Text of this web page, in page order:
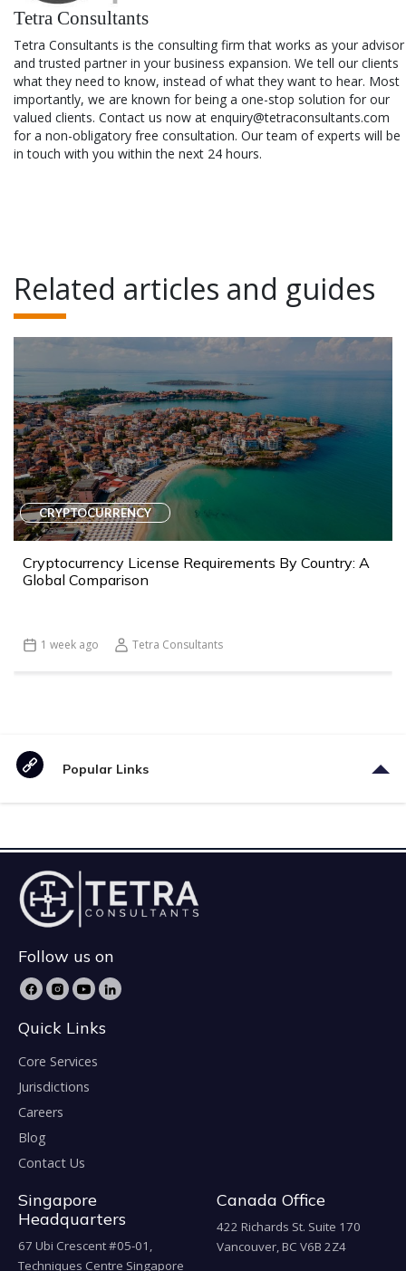
Tetra Consultants
Tetra Consultants is the consulting firm that works as your advisor
and trusted partner in your business expansion. We tell our clients
what they need to know, instead of what they want to hear. Most
importantly, we are known for being a one-stop solution for our
valued clients. Contact us now at enquiry@tetraconsultants.com
for a non-obligatory free consultation. Our team of experts will be
in touch with you within the next 24 hours.
Related articles and guides
CRYPTOCURRENCY
Cryptocurrency License Requirements By Country: A
Global Comparison
1 week ago Tetra Consultants
Popular Links
Follow us on
Quick Links
Core Services
Jurisdictions
Careers
Blog
Contact Us
Singapore
Headquarters
67 Ubi Crescent #05-01,
Techniques Centre Singapore
Canada Office
422 Richards St. Suite 170
Vancouver, BC V6B 2Z4